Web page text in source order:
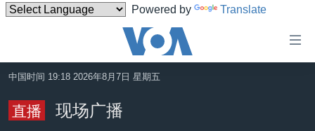
Powered by Translate
碍
链
接美国
中国时间 19:18 2026年8月7日 星期五
直播 现场广播